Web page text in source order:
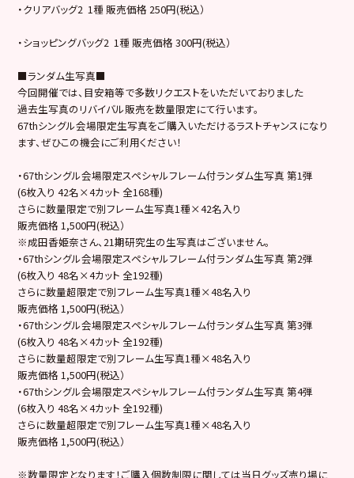
・クリアバッグ2 1種 販売価格 250円(税込）
・ショッピングバッグ2 1種 販売価格 300円(税込）
■ランダム生写真■
今回開催では、目安箱等で多数リクエストをいただいておりました
過去生写真のリバイバル販売を数量限定にて行います。
67thシングル会場限定生写真をご購入いただけるラストチャンスになり
ます、ぜひこの機会にご利用ください！
・67thシングル会場限定スペシャルフレーム付ランダム生写真 第1弾
(6枚入り 42名×4カット 全168種)
さらに数量限定で別フレーム生写真1種×42名入り
販売価格 1,500円(税込）
※成田香姫奈さん、21期研究生の生写真はございません。
・67thシングル会場限定スペシャルフレーム付ランダム生写真 第2弾
(6枚入り 48名×4カット 全192種)
さらに数量超限定で別フレーム生写真1種×48名入り
販売価格 1,500円(税込）
・67thシングル会場限定スペシャルフレーム付ランダム生写真 第3弾
(6枚入り 48名×4カット 全192種)
さらに数量超限定で別フレーム生写真1種×48名入り
販売価格 1,500円(税込）
・67thシングル会場限定スペシャルフレーム付ランダム生写真 第4弾
(6枚入り 48名×4カット 全192種)
さらに数量超限定で別フレーム生写真1種×48名入り
販売価格 1,500円(税込）
※数量限定となります！ご購入個数制限に関しては当日グッズ売り場に